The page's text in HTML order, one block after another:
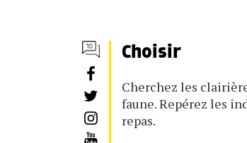
Choisir
Cherchez les
faune. Repérez les
repas.